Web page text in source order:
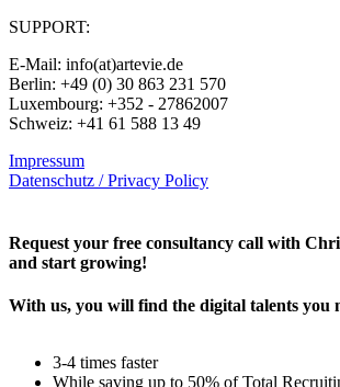
SUPPORT:
E-Mail: info(at)artevie.de
Berlin: +49 (0) 30 863 231 570
Luxembourg: +352 - 27862007
Schweiz: +41 61 588 13 49
Impressum
Datenschutz / Privacy Policy
Request your free consultancy call with
and start growing!
With us, you will find the digital talents you
3-4 times faster
While saving up to 50% of Total